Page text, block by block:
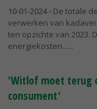
10-01-2024- De totale
verwerken van
ten opzichte van 2023.
energiekosten...
'Witlof moet terug
consument'